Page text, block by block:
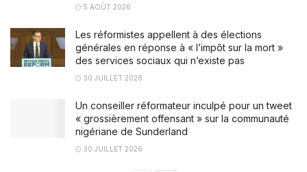
5 AOÛT 2026
Les réformistes appellent à des élections
générales en réponse à « l’impôt sur la mort »
des services sociaux qui n’existe pas
30 JUILLET 2026
Un conseiller réformateur inculpé pour un tweet
« grossièrement offensant » sur la communauté
nigériane de Sunderland
30 JUILLET 2026